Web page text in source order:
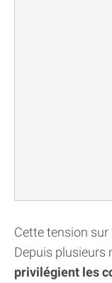
Cette tension sur
Depuis plusieurs
privilégient les